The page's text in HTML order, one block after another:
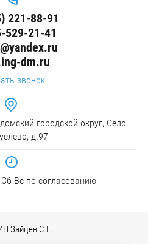
221-88-91
529-21-41
dm.ru
звонок
городской округ, Село
д.97
Вс по согласованию
Зайцев С.Н.